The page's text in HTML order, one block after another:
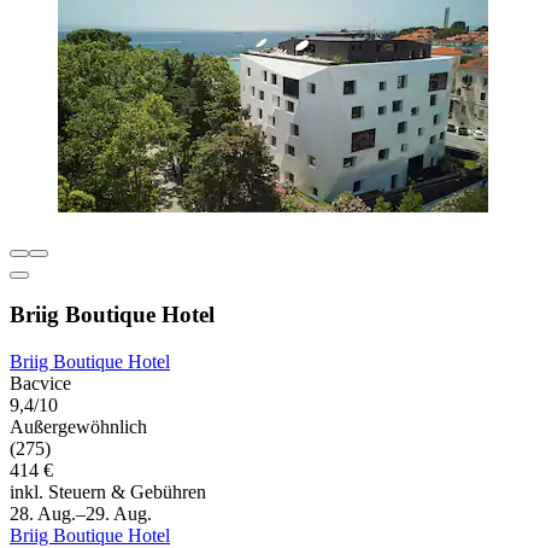
Briig Boutique Hotel
Briig Boutique Hotel
Bacvice
9,4/10
Außergewöhnlich
(275)
414 €
inkl. Steuern & Gebühren
28. Aug.–29. Aug.
Briig Boutique Hotel